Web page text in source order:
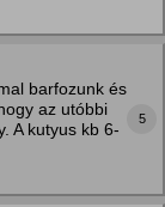
barfozunk és
az utóbbi
A kutyus kb 6-
5